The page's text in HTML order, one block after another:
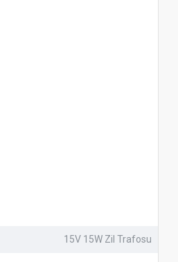
15V 15W Zil Trafosu